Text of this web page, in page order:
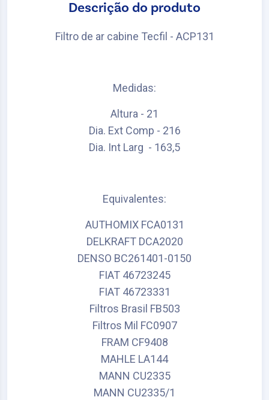
Descrição do produto
Filtro de ar cabine Tecfil - ACP131
Medidas:
Altura - 21
Dia. Ext Comp - 216
Dia. Int Larg - 163,5
Equivalentes:
AUTHOMIX FCA0131
DELKRAFT DCA2020
DENSO BC261401-0150
FIAT 46723245
FIAT 46723331
Filtros Brasil FB503
Filtros Mil FC0907
FRAM CF9408
MAHLE LA144
MANN CU2335
MANN CU2335/1